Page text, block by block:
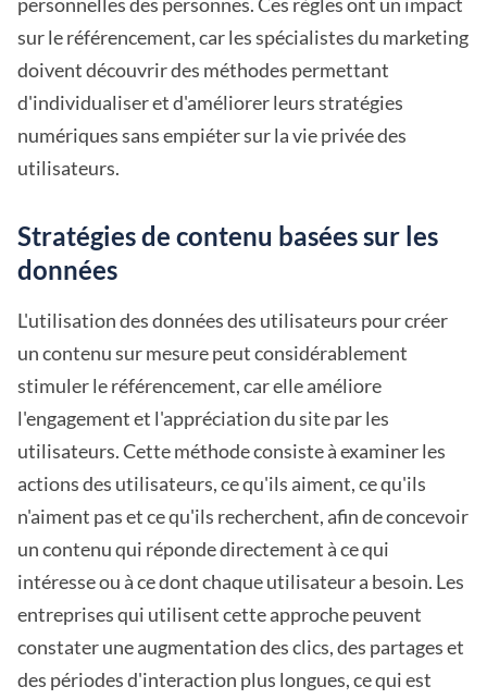
sur le référencement, car les spécialistes du marketing
doivent découvrir des méthodes permettant
d'individualiser et d'améliorer leurs stratégies
numériques sans empiéter sur la vie privée des
utilisateurs.
Stratégies de contenu basées sur les
données
L'utilisation des données des utilisateurs pour créer
un contenu sur mesure peut considérablement
stimuler le référencement, car elle améliore
l'engagement et l'appréciation du site par les
utilisateurs. Cette méthode consiste à examiner les
actions des utilisateurs, ce qu'ils aiment, ce qu'ils
n'aiment pas et ce qu'ils recherchent, afin de concevoir
un contenu qui réponde directement à ce qui
intéresse ou à ce dont chaque utilisateur a besoin. Les
entreprises qui utilisent cette approche peuvent
constater une augmentation des clics, des partages et
des périodes d'interaction plus longues, ce qui est